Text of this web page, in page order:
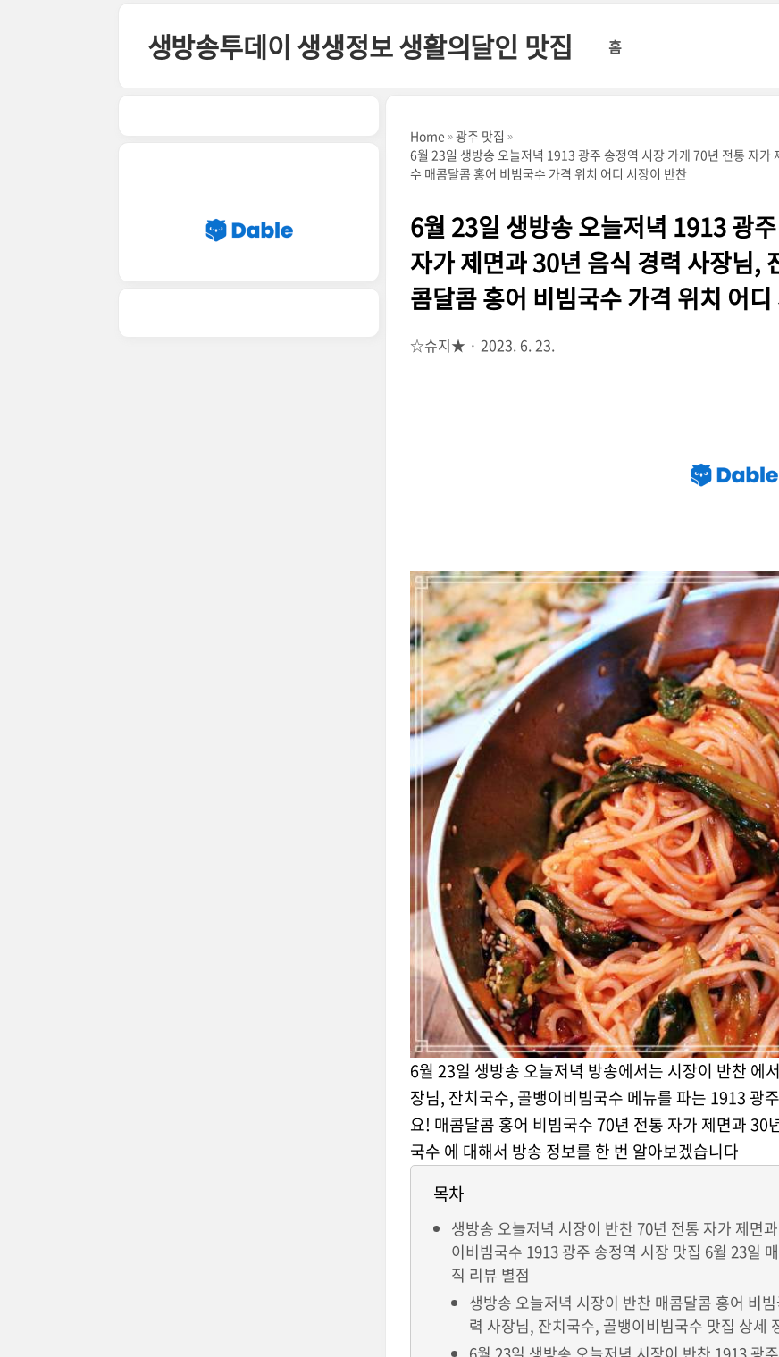
생방송투데이 생생정보 생활의달인 맛집 홈
Home
광주 맛집
6월 23일 생방송 오늘저녁 1913 광주 송정역 시장 가게 70년 전통 자
수 매콤달콤 홍어 비빔국수 가격 위치 어디 시장이 반찬
6월 23일 생방송 오늘저녁 1913 광
자가 제면과 30년 음식 경력 사장님,
콤달콤 홍어 비빔국수 가격 위치 어
☆슈지★ 2023. 6. 23.
6월 23일 생방송 오늘저녁 방송에서는 시장이 반찬 에
장님, 잔치국수, 골뱅이비빔국수 메뉴를 파는 1913 광
요! 매콤달콤 홍어 비빔국수 70년 전통 자가 제면과 30
국수 에 대해서 방송 정보를 한 번 알아보겠습니다
목차
생방송 오늘저녁 시장이 반찬 70년 전통 자가 제면
이비빔국수 1913 광주 송정역 시장 맛집 6월 23일
직 리뷰 별점
생방송 오늘저녁 시장이 반찬 매콤달콤 홍어 비
력 사장님, 잔치국수, 골뱅이비빔국수 맛집 상세